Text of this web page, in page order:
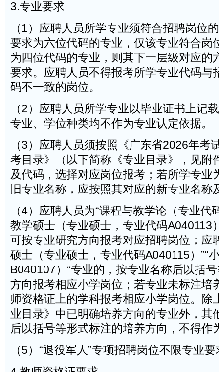
3.专业要求
（1）应聘人员所学专业须符合招聘岗位
要求为六位代码的专业，仅该专业符合岗
为四位代码的专业，则其下一层级对应的
要求。应聘人员不得报考所学专业代码与
码不一致的岗位。
（2）应聘人员所学专业以毕业证书上记
专业、学位种类均不作为专业认定依据。
（3）应聘人员须按照《广东省2026年考
考目录》（以下简称《专业目录》，见附
及代码，选择对应岗位报考；若所学专业
旧专业名称，应按照其对应的新专业名称
（4）应聘人员为“课程与教学论（专业代
教学硕士（专业硕士，专业代码A040113
可按专业研究方向报考对应招聘岗位；应
硕士（专业硕士，专业代码A040115）”“
B040107）”专业的，按专业名称后以括
方向报考相应小学岗位；若专业未标注培
师资格证上的学科报考相应小学岗位。除
业目录》中已明确培养方向的专业外，其
后以括号等形式标注的培养方向，不得作
（5）“退役军人”专项招聘岗位不限专业